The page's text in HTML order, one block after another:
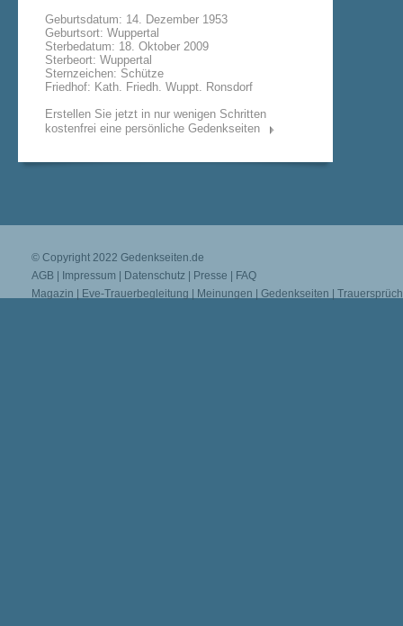
Geburtsdatum: 14. Dezember 1953
Geburtsort: Wuppertal
Sterbedatum: 18. Oktober 2009
Sterbeort: Wuppertal
Sternzeichen: Schütze
Friedhof: Kath. Friedh. Wuppt. Ronsdorf
Erstellen Sie jetzt in nur wenigen Schritten
kostenfrei eine persönliche Gedenkseiten
© Copyright 2022 Gedenkseiten.de
AGB
Impressum Datenschutz Presse
FAQ
Magazin
Eve-Trauerbegleitung Meinungen Gedenkseiten